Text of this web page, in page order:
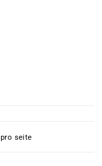
pro seite